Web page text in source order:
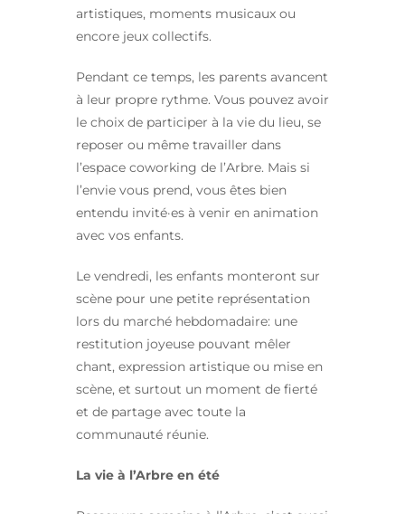
artistiques, moments musicaux ou
encore jeux collectifs.
Pendant ce temps, les parents avancent
à leur propre rythme. Vous pouvez avoir
le choix de participer à la vie du lieu, se
reposer ou même travailler dans
l’espace coworking de l’Arbre. Mais si
l’envie vous prend, vous êtes bien
entendu invité·es à venir en animation
avec vos enfants.
Le vendredi, les enfants monteront sur
scène pour une petite représentation
lors du marché hebdomadaire: une
restitution joyeuse pouvant mêler
chant, expression artistique ou mise en
scène, et surtout un moment de fierté
et de partage avec toute la
communauté réunie.
La vie à l’Arbre en été